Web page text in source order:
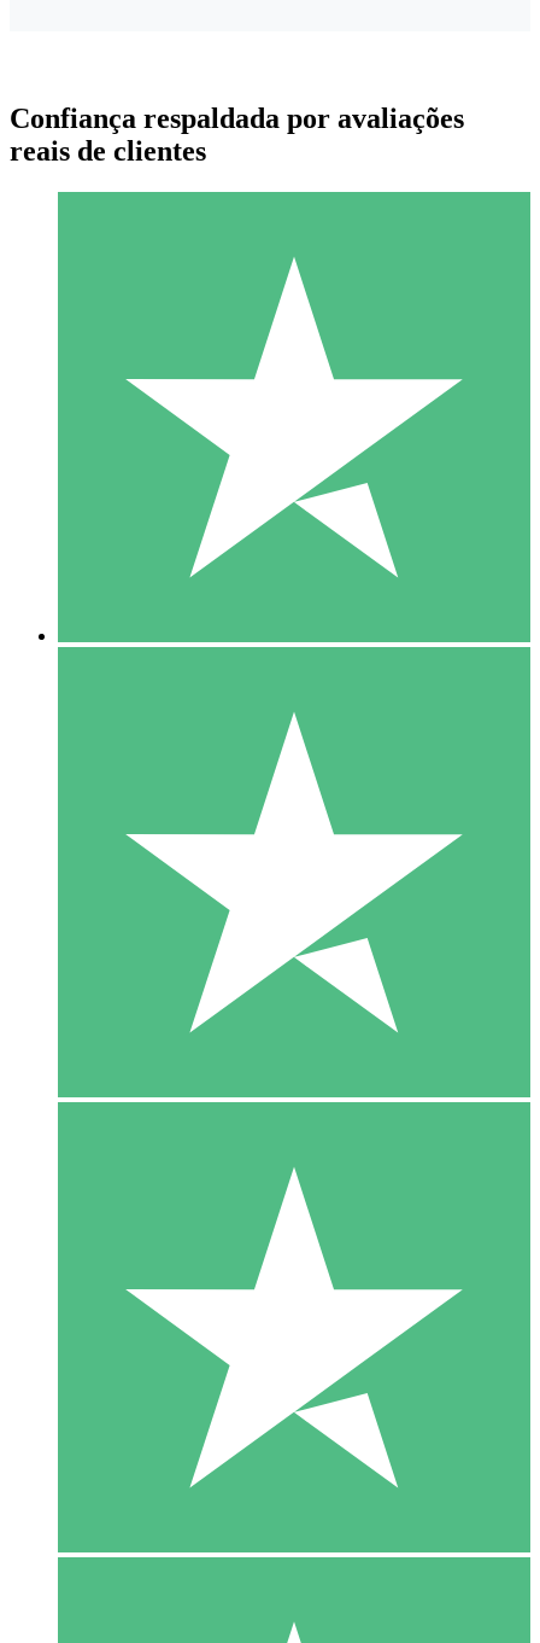
Pacotes de Créditos Individuais
Pague conforme o uso com créditos de download. Sem
1000
10 Downloads
20 00
Confiança respaldada por avaliações
reais de clientes